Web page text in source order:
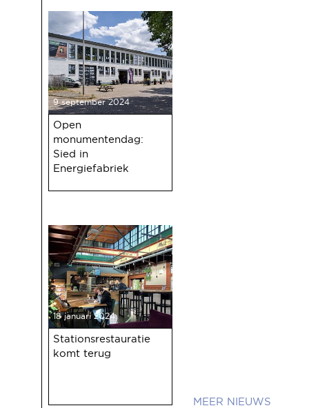
9 september 2024
Open
monumentendag:
Sied in
Energiefabriek
18 januari 2024
Stationsrestauratie
komt terug
NIEUWS